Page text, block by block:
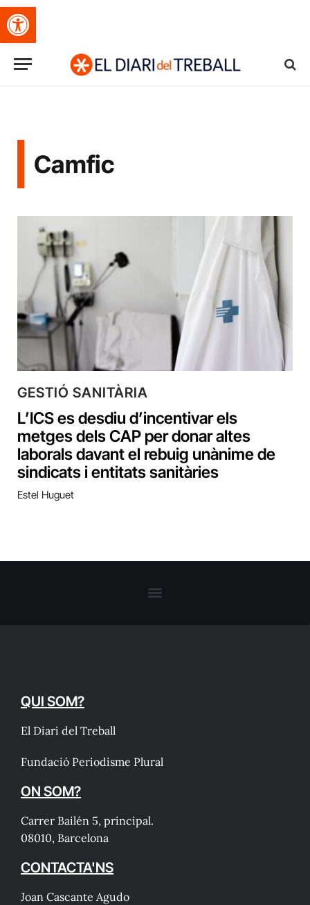
Obre la barra d'eines
Camfic
GESTIÓ SANITÀRIA
L’ICS es desdiu d’incentivar els
metges dels CAP per donar altes
laborals davant el rebuig unànime de
sindicats i entitats sanitàries
Estel Huguet
QUI SOM?
El Diari del Treball
Fundació Periodisme Plural
ON SOM?
Carrer Bailén 5, principal.
08010, Barcelona
CONTACTA'NS
Joan Cascante Agudo